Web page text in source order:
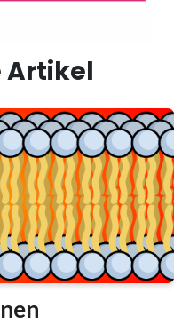
Artikel